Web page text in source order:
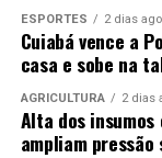
ESPORTES 2 dias ago
Cuiabá vence a
casa e sobe na
AGRICULTURA 2 dias
Alta dos
ampliam